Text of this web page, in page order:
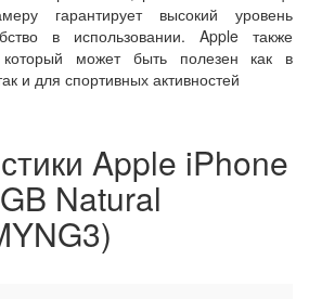
гарантирует высокий уровень
в использовании. Apple также
который может быть полезен как в
и для спортивных активностей
Apple iPhone
Natural